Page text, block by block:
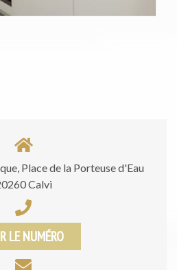
Place de la Porteuse d'Eau
Calvi
LE NUMÉRO